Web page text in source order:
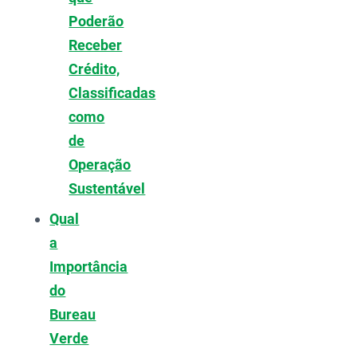
Poderão
Receber
Crédito,
Classificadas
como
de
Operação
Sustentável
Qual
a
Importância
do
Bureau
Verde